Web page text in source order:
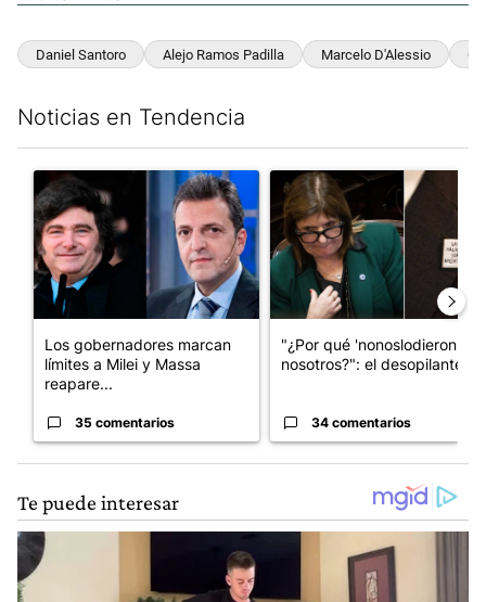
Daniel Santoro Alejo Ramos Padilla Marcelo D'Alessio
Noticias en Tendencia
Un artículo de tendencia con el título "Los gobernadores
Los gobernadores marcan
límites a Milei y Massa
reapare...
35 comentarios
Un artículo de tendencia
"¿Por qué 'nonoslodieron' a
nosotros?": el desopilante ...
34 comentarios